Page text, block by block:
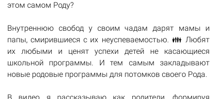
этом самом Роду?
Внутреннюю свобод у своим чадам дарят мамы и
папы, смирившиеся с их неуспеваемостью. 👪 Любят
их любыми и ценят успехи детей не касающиеся
школьной программы. И тем самым закладывают
новые родовые программы для потомков своего Рода.